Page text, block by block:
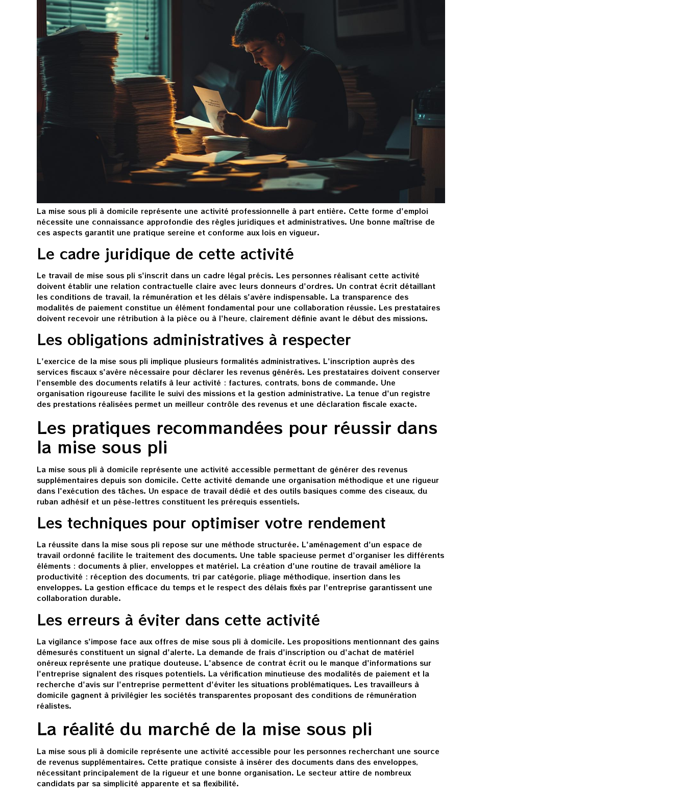
La mise sous pli à domicile représente une activité professionnelle à part entière. Cette forme d'emploi
nécessite une connaissance approfondie des règles juridiques et administratives. Une bonne maîtrise de
ces aspects garantit une pratique sereine et conforme aux lois en vigueur.
Le cadre juridique de cette activité
Le travail de mise sous pli s'inscrit dans un cadre légal précis. Les personnes réalisant cette activité
doivent établir une relation contractuelle claire avec leurs donneurs d'ordres. Un contrat écrit détaillant
les conditions de travail, la rémunération et les délais s'avère indispensable. La transparence des
modalités de paiement constitue un élément fondamental pour une collaboration réussie. Les prestataires
doivent recevoir une rétribution à la pièce ou à l'heure, clairement définie avant le début des missions.
Les obligations administratives à respecter
L'exercice de la mise sous pli implique plusieurs formalités administratives. L'inscription auprès des
services fiscaux s'avère nécessaire pour déclarer les revenus générés. Les prestataires doivent conserver
l'ensemble des documents relatifs à leur activité : factures, contrats, bons de commande. Une
organisation rigoureuse facilite le suivi des missions et la gestion administrative. La tenue d'un registre
des prestations réalisées permet un meilleur contrôle des revenus et une déclaration fiscale exacte.
Les pratiques recommandées pour réussir dans
la mise sous pli
La mise sous pli à domicile représente une activité accessible permettant de générer des revenus
supplémentaires depuis son domicile. Cette activité demande une organisation méthodique et une rigueur
dans l'exécution des tâches. Un espace de travail dédié et des outils basiques comme des ciseaux, du
ruban adhésif et un pèse-lettres constituent les prérequis essentiels.
Les techniques pour optimiser votre rendement
La réussite dans la mise sous pli repose sur une méthode structurée. L'aménagement d'un espace de
travail ordonné facilite le traitement des documents. Une table spacieuse permet d'organiser les différents
éléments : documents à plier, enveloppes et matériel. La création d'une routine de travail améliore la
productivité : réception des documents, tri par catégorie, pliage méthodique, insertion dans les
enveloppes. La gestion efficace du temps et le respect des délais fixés par l'entreprise garantissent une
collaboration durable.
Les erreurs à éviter dans cette activité
La vigilance s'impose face aux offres de mise sous pli à domicile. Les propositions mentionnant des gains
démesurés constituent un signal d'alerte. La demande de frais d'inscription ou d'achat de matériel
onéreux représente une pratique douteuse. L'absence de contrat écrit ou le manque d'informations sur
l'entreprise signalent des risques potentiels. La vérification minutieuse des modalités de paiement et la
recherche d'avis sur l'entreprise permettent d'éviter les situations problématiques. Les travailleurs à
domicile gagnent à privilégier les sociétés transparentes proposant des conditions de rémunération
réalistes.
La réalité du marché de la mise sous pli
La mise sous pli à domicile représente une activité accessible pour les personnes recherchant une source
de revenus supplémentaires. Cette pratique consiste à insérer des documents dans des enveloppes,
nécessitant principalement de la rigueur et une bonne organisation. Le secteur attire de nombreux
candidats par sa simplicité apparente et sa flexibilité.